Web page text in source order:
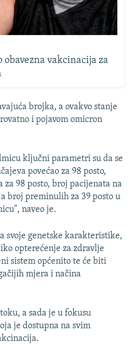
obavezna vakcinacija za
brojka, a ovakvo stanje
i pojavom omicron
ključni parametri su da se
povećao za 98 posto,
za 98 posto, broj pacijenata na
broj preminulih za 39 posto u
naveo je.
svoje genetske karakteristike,
opterećenje za zdravlje
sistem općenito te će biti
mjera i načina
a sada je u fokusu
je dostupna na svim